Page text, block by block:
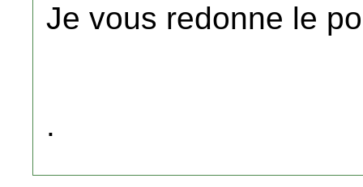
Je vous redonne le
.